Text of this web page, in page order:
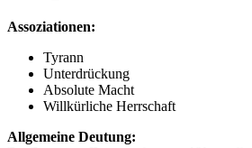
Assoziationen:
Tyrann
Unterdrückung
Absolute Macht
Willkürliche Herrschaft
Allgemeine Deutung: